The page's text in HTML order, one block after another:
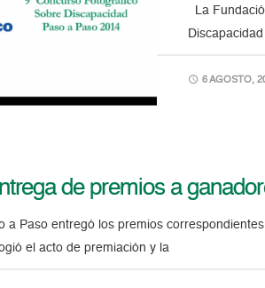
La
6 AGOSTO,
de premios a
a Paso entregó los premios
el acto de premiación y la